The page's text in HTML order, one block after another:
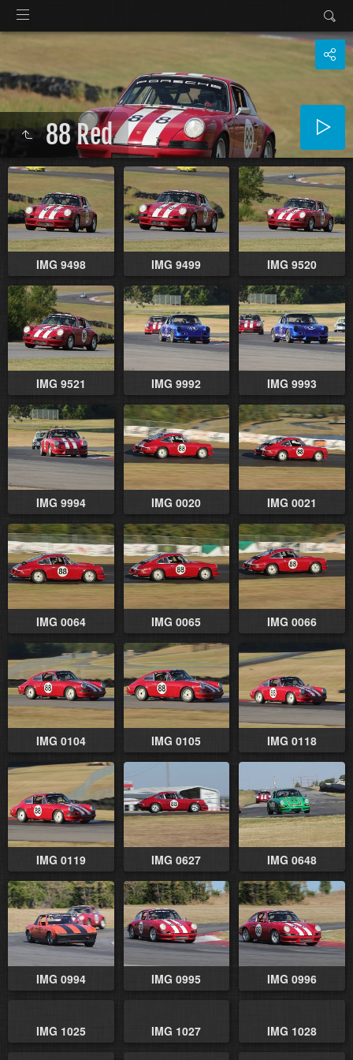
88 Red
IMG 9498 IMG 9499 IMG 9520
IMG 9521 IMG 9992 IMG 9993
IMG 9994 IMG 0020 IMG 0021
IMG 0064 IMG 0065 IMG 0066
IMG 0104 IMG 0105 IMG 0118
IMG 0119 IMG 0627 IMG 0648
IMG 0994 IMG 0995 IMG 0996
IMG 1025 IMG 1027 IMG 1028